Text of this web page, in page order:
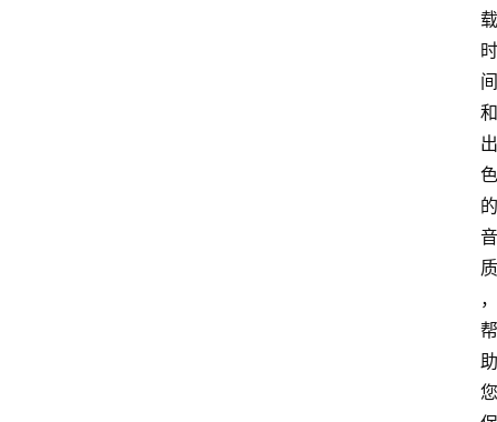
载
时
间
和
出
色
的
音
质
，
帮
助
您